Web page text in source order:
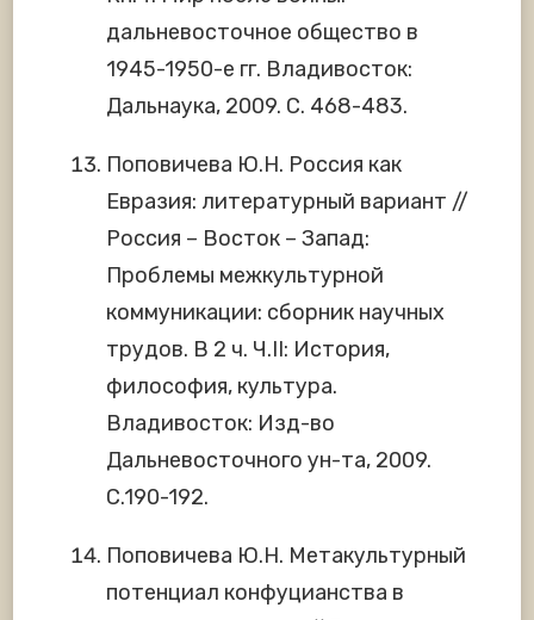
дальневосточное общество в
1945-1950-е гг. Владивосток:
Дальнаука, 2009. С. 468-483.
Поповичева Ю.Н. Россия как
Евразия: литературный вариант //
Россия – Восток – Запад:
Проблемы межкультурной
коммуникации: сборник научных
трудов. В 2 ч. Ч.II: История,
философия, культура.
Владивосток: Изд-во
Дальневосточного ун-та, 2009.
С.190-192.
Поповичева Ю.Н. Метакультурный
потенциал конфуцианства в